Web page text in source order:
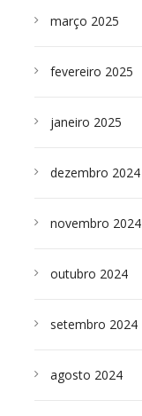
março 2025
fevereiro 2025
janeiro 2025
dezembro 2024
novembro 2024
outubro 2024
setembro 2024
agosto 2024